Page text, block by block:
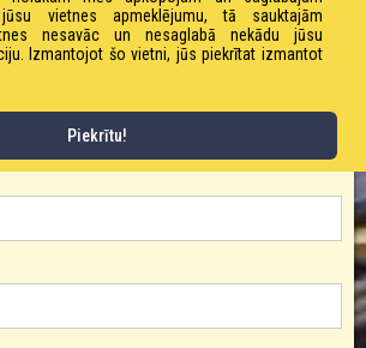
vietnes apmeklējumu, tā sauktajām
nesavāc un nesaglabā nekādu jūsu
Izmantojot šo vietni, jūs piekrītat izmantot
Piekrītu!